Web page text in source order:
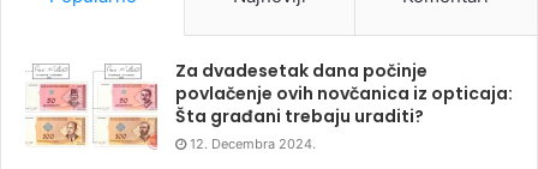
Za dvadesetak dana počinje
povlačenje ovih novčanica iz opticaja:
Šta građani trebaju uraditi?
12. Decembra 2024.